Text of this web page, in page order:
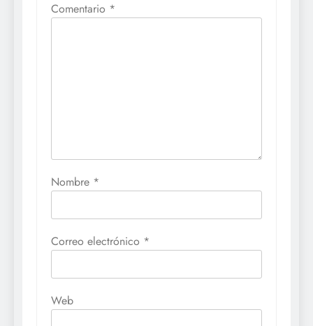
Comentario *
Nombre *
Correo electrónico *
Web